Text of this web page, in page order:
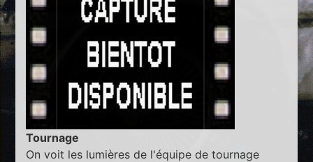
Tournage
On voit les lumières de l'équipe de tournage